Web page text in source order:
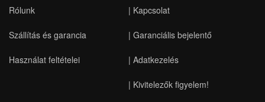
Rólunk
Szállítás és garancia
Használat feltételei
| Kapcsolat
| Garanciális bejelentő
| Adatkezelés
| Kivitelezők figyelem!